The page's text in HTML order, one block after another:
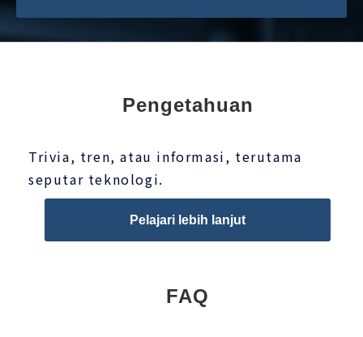
Pengetahuan
Trivia, tren, atau informasi, terutama
seputar teknologi.
Pelajari lebih lanjut
FAQ